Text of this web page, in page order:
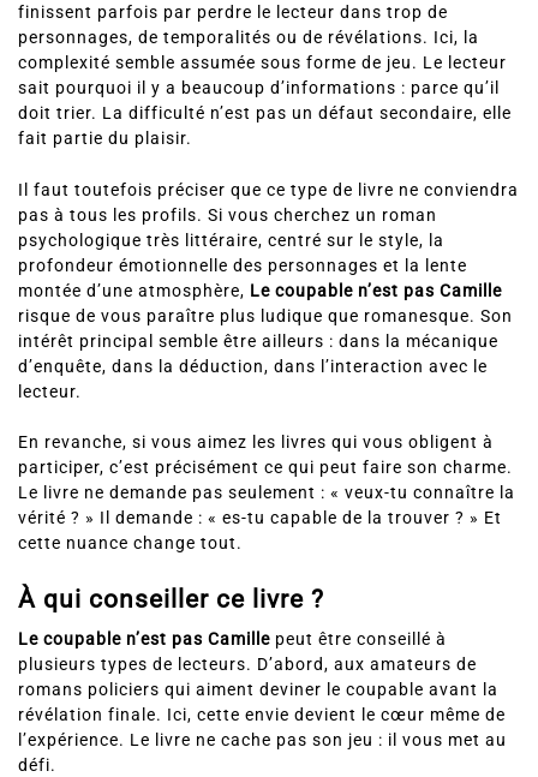
finissent parfois par perdre le lecteur dans trop de
personnages, de temporalités ou de révélations. Ici, la
complexité semble assumée sous forme de jeu. Le lecteur
sait pourquoi il y a beaucoup d’informations : parce qu’il
doit trier. La difficulté n’est pas un défaut secondaire, elle
fait partie du plaisir.
Il faut toutefois préciser que ce type de livre ne conviendra
pas à tous les profils. Si vous cherchez un roman
psychologique très littéraire, centré sur le style, la
profondeur émotionnelle des personnages et la lente
montée d’une atmosphère, Le coupable n’est pas Camille
risque de vous paraître plus ludique que romanesque. Son
intérêt principal semble être ailleurs : dans la mécanique
d’enquête, dans la déduction, dans l’interaction avec le
lecteur.
En revanche, si vous aimez les livres qui vous obligent à
participer, c’est précisément ce qui peut faire son charme.
Le livre ne demande pas seulement : « veux-tu connaître la
vérité ? » Il demande : « es-tu capable de la trouver ? » Et
cette nuance change tout.
À qui conseiller ce livre ?
Le coupable n’est pas Camille peut être conseillé à
plusieurs types de lecteurs. D’abord, aux amateurs de
romans policiers qui aiment deviner le coupable avant la
révélation finale. Ici, cette envie devient le cœur même de
l’expérience. Le livre ne cache pas son jeu : il vous met au
défi.